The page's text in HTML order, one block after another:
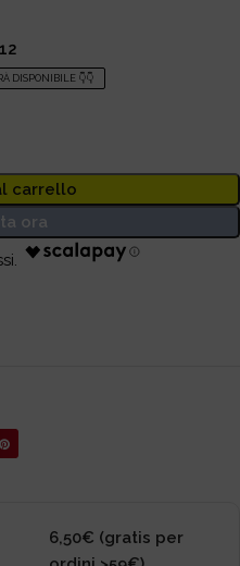
DISPONIBILE 👇👇
carrello
ora
6,50€ (gratis per